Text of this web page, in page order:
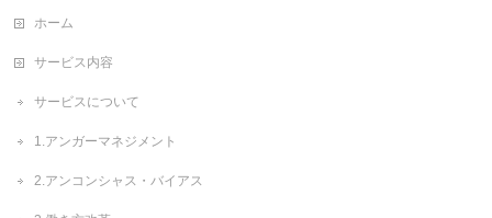
ホーム
サービス内容
サービスについて
1.アンガーマネジメント
2.アンコンシャス・バイアス